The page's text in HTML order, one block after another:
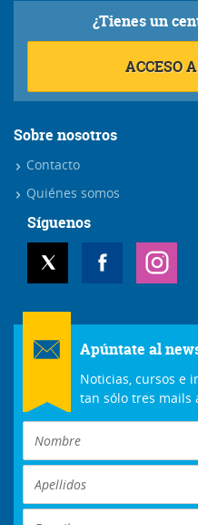
¿Tienes un
ACCESO
Sobre nosotros
Contacto
Quiénes somos
Síguenos
Apúntate al
Noticias, cursos e
tan sólo tres mails